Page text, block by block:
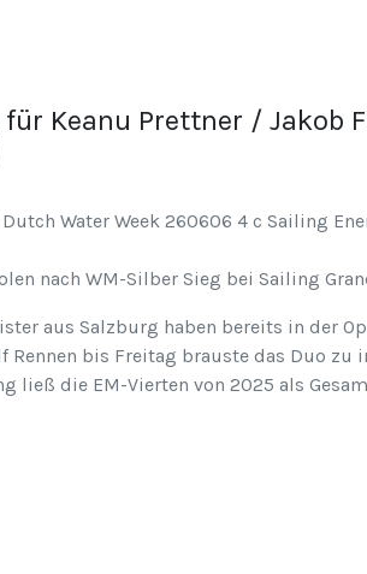
Keanu Prettner / Jakob
nach WM-Silber Sieg bei Sailing
aus Salzburg haben bereits in der
Rennen bis Freitag brauste das Duo
ließ die EM-Vierten von 2025 als